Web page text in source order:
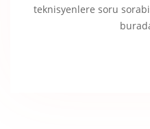
teknisyenlere soru